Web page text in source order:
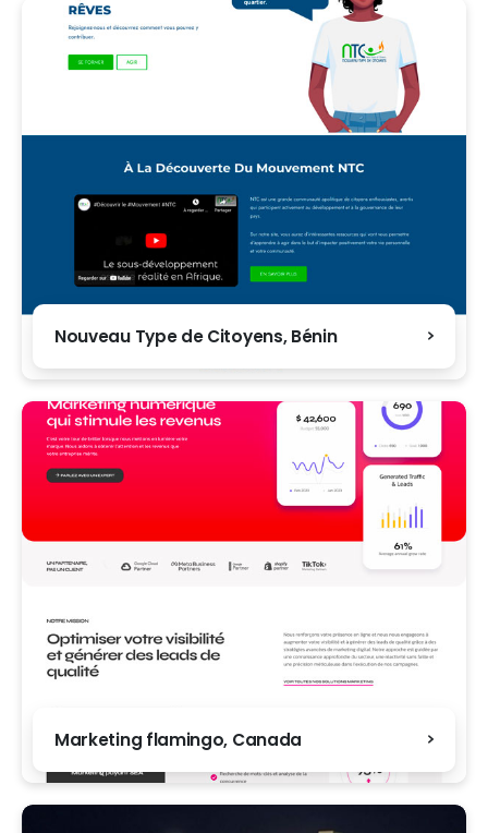
Nouveau Type de Citoyens, Bénin
Marketing flamingo, Canada